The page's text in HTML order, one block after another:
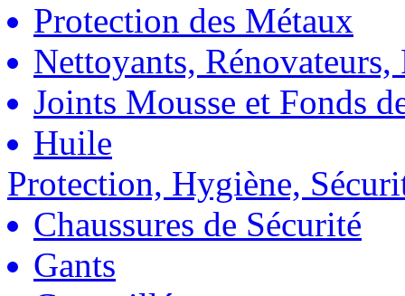
Protection des Métaux
Nettoyants, Rénovateurs,
Joints Mousse et Fonds
Huile
Protection, Hygiène,
Chaussures de Sécurité
Gants